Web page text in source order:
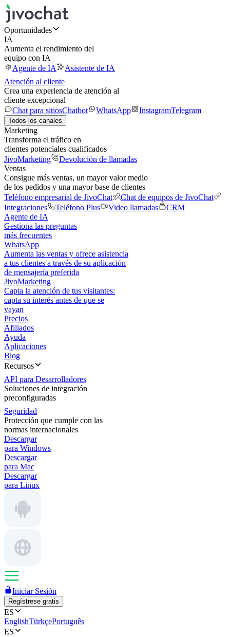
Oportunidades
IA
Aumenta el rendimiento del
equipo con IA
Agente de IA
Asistente de IA
Atención al cliente
Crea una experiencia de atención al
cliente excepcional
Chat para sitiosChatbot WhatsApp InstagramTelegram
Todos los canales
Marketing
Transforma el tráfico en
clientes potenciales cualificados
JivoMarketing
Devolución de llamadas
Ventas
Consigue más ventas, un mayor valor medio
de los pedidos y una mayor base de clientes
Teléfono empresarial de JivoChat
Chat de equipos de JivoChat
Integraciones
Teléfono Plus Video llamadas
CRM
Agente de IA
Gestiona las preguntas
más frecuentes
WhatsApp
Aumenta las ventas y ofrece asistencia
a tus clientes a través de su aplicación
de mensajería preferida
JivoMarketing
Capta la atención de tus visitantes:
capta su interés antes de que se
vayan
Precios
Afiliados
Ayuda
Aplicaciones
Blog
Recursos
API para Desarrolladores
Soluciones de integración
preconfiguradas
Seguridad
Protección que cumple con las
normas internacionales
Descargar
para Windows
Descargar
para Mac
Descargar
para Linux
Iniciar Sesión
Regístrese gratis
ES
EnglishTürkçePortuguês
ES